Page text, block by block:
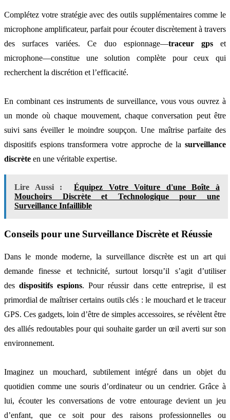
Complétez votre stratégie avec des outils supplémentaires comme le
microphone amplificateur, parfait pour écouter discrètement à travers
des surfaces variées. Ce duo espionnage—traceur gpset
microphone—constitue une solution complète pour ceux qui
recherchent la discrétion et l’efficacité.
En combinant ces instruments de surveillance, vous vous ouvrez à
un monde où chaque mouvement, chaque conversation peut être
suivi sans éveiller le moindre soupçon. Une maîtrise parfaite des
dispositifs espions transformera votre approche de la surveillance
discrète en une véritable expertise.
Lire Aussi :
Équipez Votre Voiture d'une Boîte à
Mouchoirs Discrète et Technologique pour une
Surveillance Infaillible
Conseils pour une Surveillance Discrète et Réussie
Dans le monde moderne, la surveillance discrète est un art qui
demande finesse et technicité, surtout lorsqu’il s’agit d’utiliser
desdispositifs espions. Pour réussir dans cette entreprise, il est
primordial de maîtriser certains outils clés : le mouchard et le traceur
GPS. Ces gadgets, loin d’être de simples accessoires, se révèlent être
des alliés redoutables pour qui souhaite garder un œil averti sur son
environnement.
Imaginez un mouchard, subtilement intégré dans un objet du
quotidien comme une souris d’ordinateur ou un cendrier. Grâce à
lui, écouter les conversations de votre entourage devient un jeu
d’enfant, que ce soit pour des raisons professionnelles ou